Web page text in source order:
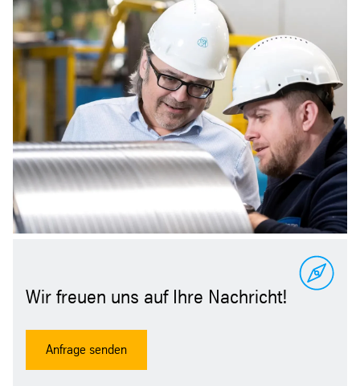
Wir freuen uns auf Ihre Nachricht!
Anfrage senden